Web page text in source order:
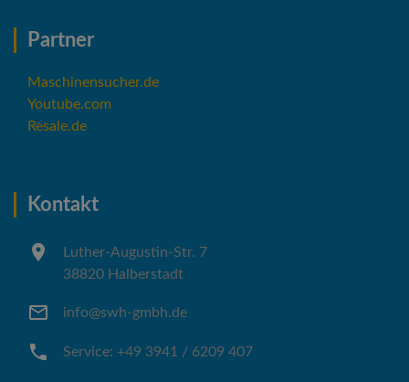
Partner
Maschinensucher.de
Youtube.com
Resale.de
Kontakt
Luther-Augustin-Str. 7
38820 Halberstadt
info@swh-gmbh.de
Service: +49 3941 / 6209 407